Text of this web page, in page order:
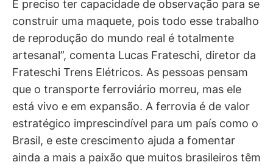
É preciso ter capacidade de observação para se
construir uma maquete, pois todo esse trabalho
de reprodução do mundo real é totalmente
artesanal”, comenta Lucas Frateschi, diretor da
Frateschi Trens Elétricos. As pessoas pensam
que o transporte ferroviário morreu, mas ele
está vivo e em expansão. A ferrovia é de valor
estratégico imprescindível para um país como o
Brasil, e este crescimento ajuda a fomentar
ainda a mais a paixão que muitos brasileiros têm